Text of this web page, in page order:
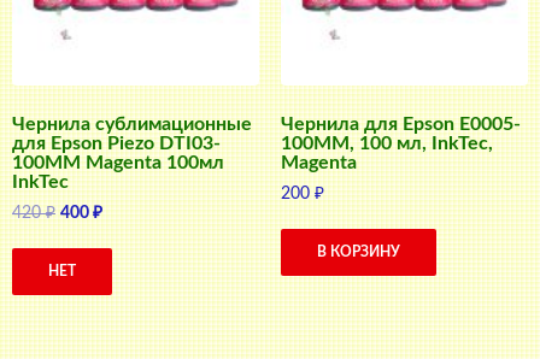
Чернила сублимационные
для Epson Piezo DTI03-
100MM Magenta 100мл
InkTec
420₽ Первоначальная
цена
составляла
400₽Текущая
цена:
400 ₽.
НЕТ
Чернила для Epson E0005-
100MM, 100 мл, InkTec,
Magenta
200₽
В КОРЗИНУ